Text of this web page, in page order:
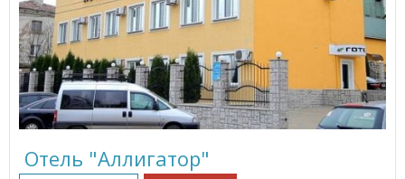
Отель "Аллигатор"